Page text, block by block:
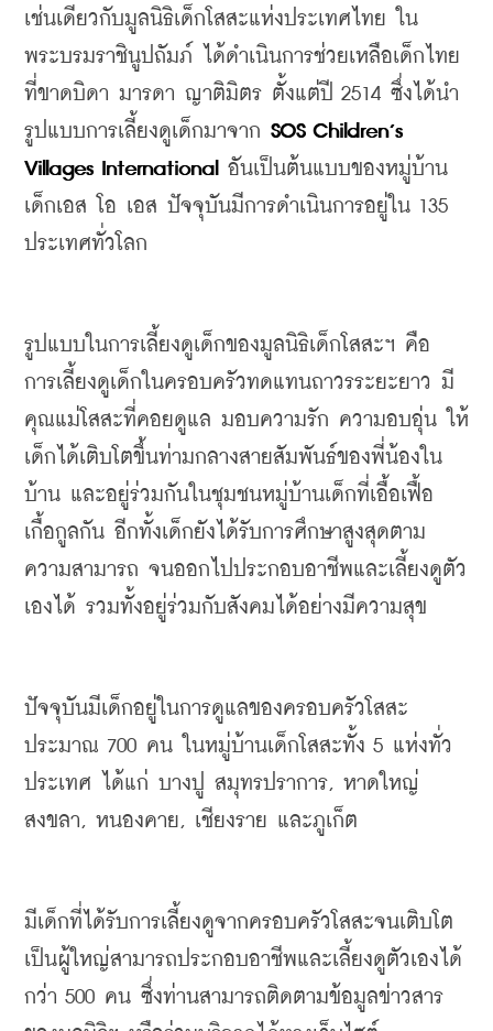
เช่นเดียวกับมูลนิธิเด็กโสสะแห่งประเทศไทย
ใน
พระบรมราชินูปถัมภ์
ได้ดำเนินการช่วยเหลือเด็กไทย
ที่ขาดบิดา มารดา ญาติมิตร ตั้งแต่ปี 2514 ซึ่งได้นำ
รูปแบบการเลี้ยงดูเด็กมาจาก SOS Children’s
Villages International
อันเป็นต้นแบบของหมู่บ้าน
เด็กเอส
โอ เอส ปัจจุบันมีการดำเนินการอยู่ใน
ประเทศทั่วโลก
รูปแบบในการเลี้ยงดูเด็กของมูลนิธิเด็กโสสะฯ คือ
การเลี้ยงดูเด็กในครอบครัวทดแทนถาวรระยะยาว มี
คุณแม่โสสะที่คอยดูแล มอบความรัก ความอบอุ่น
ให้
เด็กได้เติบโตขึ้นท่ามกลางสายสัมพันธ์ของพี่น้องใน
บ้าน และอยู่ร่วมกันในชุมชนหมู่บ้านเด็กที่เอื้อเฟื้อ
เกื้อกูลกัน อีกทั้งเด็กยังได้รับการศึกษาสูงสุดตาม
ความสามารถ จนออกไปประกอบอาชีพและเลี้ยงดูตัว
เองได้ รวมทั้งอยู่ร่วมกับสังคมได้อย่างมีความสุข
ปัจจุบันมีเด็กอยู่ในการดูแลของครอบครัวโสสะ
ประมาณ 700 คน ในหมู่บ้านเด็กโสสะทั้ง 5 แห่งทั่ว
ประเทศ
ได้แก่ บางปู สมุทรปราการ, หาดใหญ่
สงขลา, หนองคาย, เชียงราย และภูเก็ต
มีเด็กที่ได้รับการเลี้ยงดูจากครอบครัวโสสะจนเติบโต
เป็นผู้ใหญ่สามารถประกอบอาชีพและเลี้ยงดูตัวเองได้
กว่า 500 คน ซึ่งท่านสามารถติดตามข้อมูลข่าวสาร